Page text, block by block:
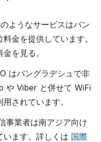
ようなサービスはバン
金を提供しています。
を見る。
はバングラデシュで非
や Viber と併せて WiFi
されています。
事業者は南アジア向け
います。詳しくは 国際